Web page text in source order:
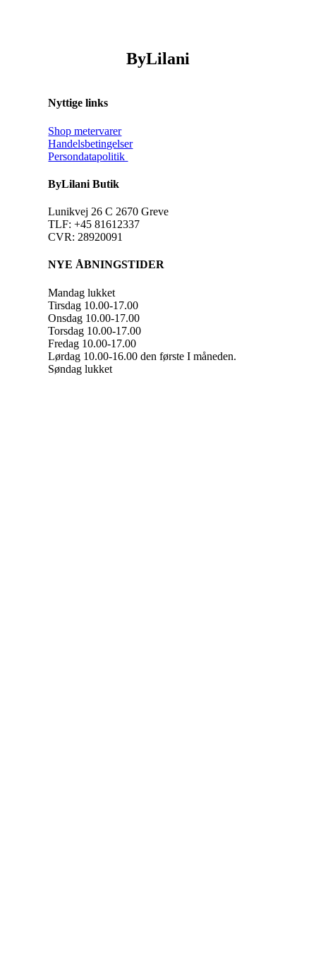
ByLilani
Nyttige links
Shop metervarer
Handelsbetingelser
Persondatapolitik
ByLilani Butik
Lunikvej 26 C 2670 Greve
TLF: +45 81612337
CVR: 28920091
NYE ÅBNINGSTIDER
Mandag lukket
Tirsdag 10.00-17.00
Onsdag 10.00-17.00
Torsdag 10.00-17.00
Fredag 10.00-17.00
Lørdag 10.00-16.00 den første I måneden.
Søndag lukket